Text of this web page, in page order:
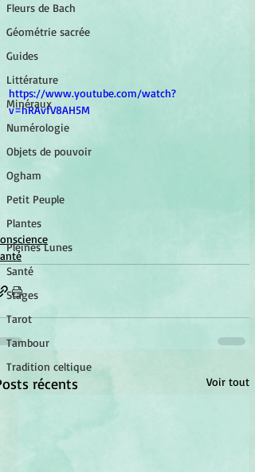
Fleurs de Bach
Géométrie sacrée
Guides
Littérature
Minéraux
Numérologie
Objets de pouvoir
Ogham
Petit Peuple
Plantes
Pleines Lunes
Santé
Stages
Tarot
Tambour
Tradition celtique
https://www.youtube.com/watch?
v=hRAvfV8AH5M
récents Voir tout